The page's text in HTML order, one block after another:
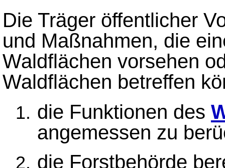
Die Träger öffentlicher
und Maßnahmen, die
Waldflächen vorsehen
Waldflächen betreffen
die Funktionen des
angemessen zu
die Forstbehörde